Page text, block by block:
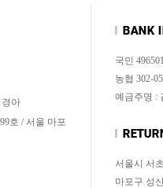
경아
호 / 서울 마포
국민
농협 302-
예금주명 :
서울시 서
마포구 성